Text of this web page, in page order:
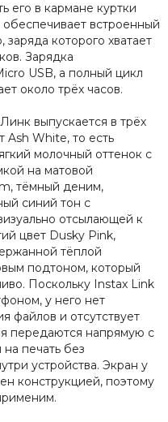
его в кармане куртки
встроенный
которого хватает
Зарядка
USB, а полный цикл
около трёх часов.
выпускается в трёх
Ash White, то есть
молочный оттенок с
на матовой
тёмный деним,
синий тон с
отсылающей к
цвет Dusky Pink,
тёплой
подтоном, который
Поскольку Instax Link
у него нет
файлов и отсутствует
передаются напрямую с
печать без
устройства. Экран у
конструкцией, поэтому